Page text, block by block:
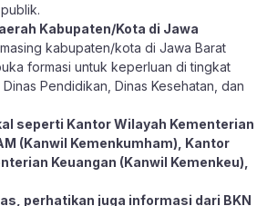
Kabupaten/Kota di Jawa
kabupaten/kota di Jawa Barat
formasi untuk keperluan di tingkat
Pendidikan, Dinas Kesehatan, dan
seperti Kantor Wilayah Kementerian
(Kanwil Kemenkumham), Kantor
Keuangan (Kanwil Kemenkeu),
perhatikan juga informasi dari BKN